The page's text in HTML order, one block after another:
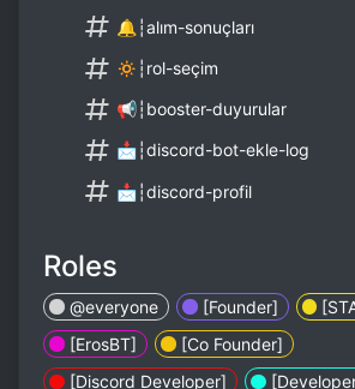
🔔┆alım-sonuçları
🔅┆rol-seçim
📢┆booster-duyurular
📩┆discord-bot-ekle-log
📩┆discord-profil
Roles
@everyone [Founder]
[ErosBT]
[Co Founder]
[Discord Developer]